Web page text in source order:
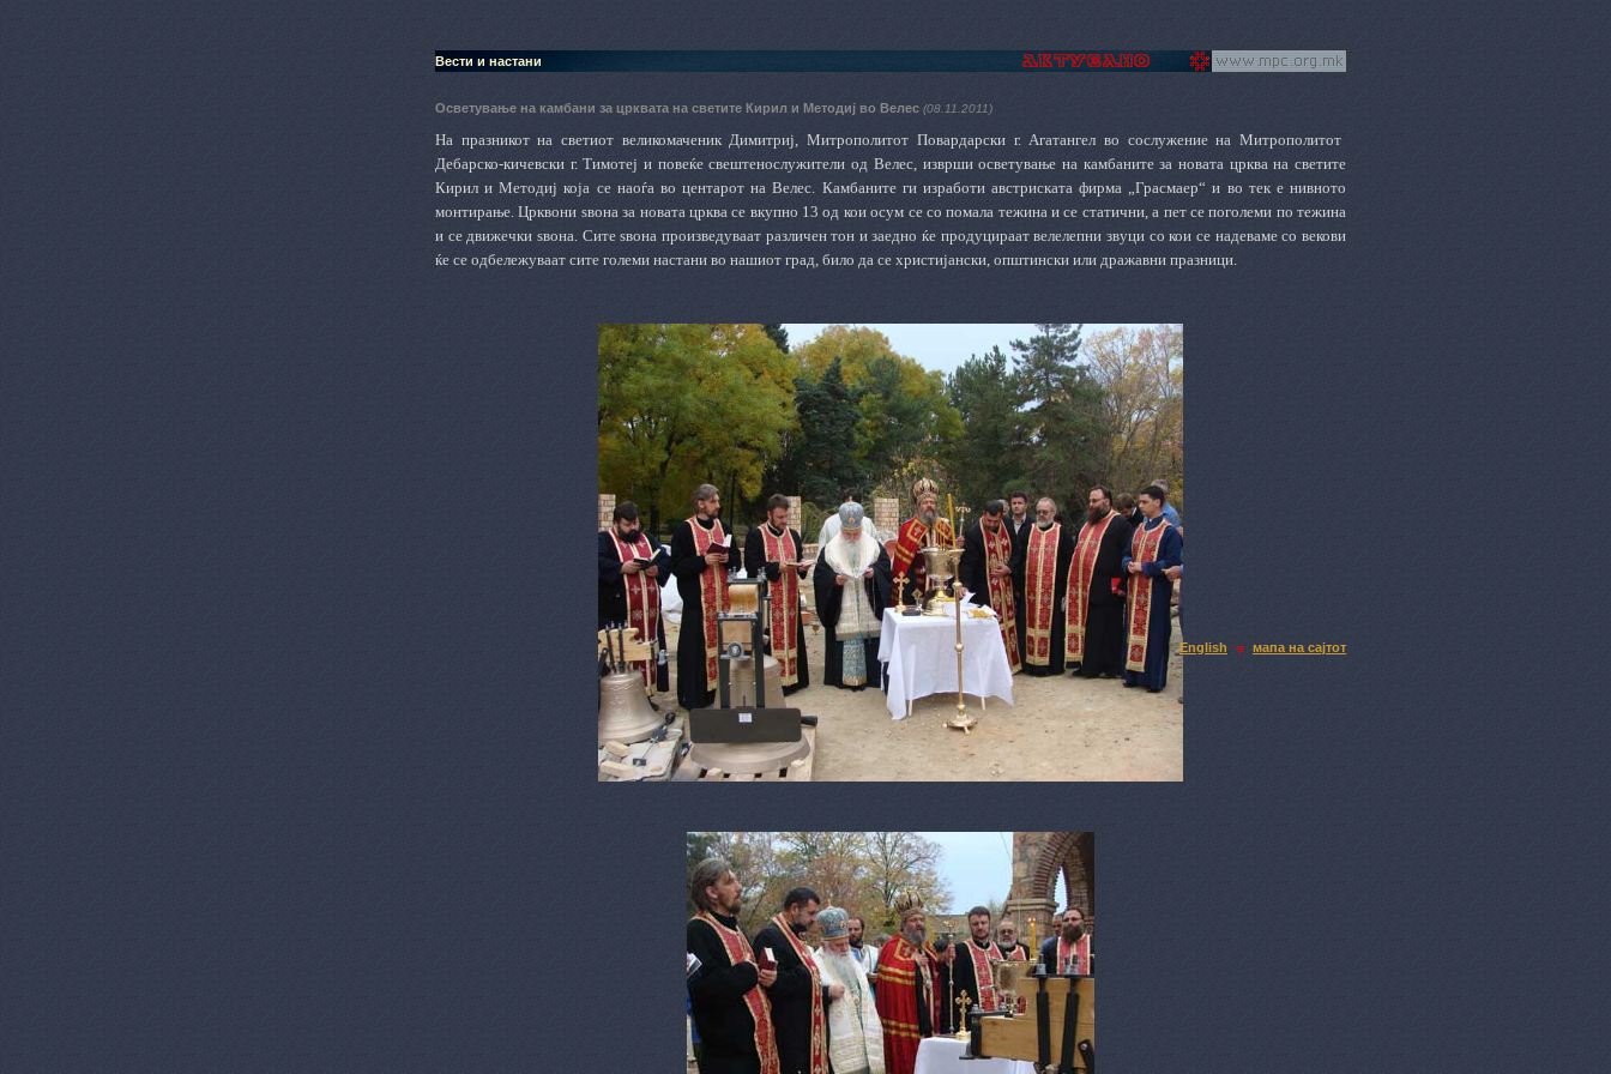
Вести и настани
Осветување на камбани за црквата на светите Кирил и Методиј во Велес (08.11.2011)
На празникот на светиот великомаченик Димитриј, Митрополитот Повардарски г. Агатангел во сослужение на Митрополитот
Дебарско-кичевски г. Тимотеј и повеќе свештенослужители од Велес, изврши осветување на камбаните за новата црква на светите
Кирил и Методиј која се наоѓа во центарот на Велес. Камбаните ги изработи австриската фирма „Грасмаер“ и во тек е нивното
монтирање. Црквони ѕвона за новата црква се вкупно 13 од кои осум се со помала тежина и се статични, а пет се поголеми по тежина
и се движечки ѕвона. Сите ѕвона произведуваат различен тон и заедно ќе продуцираат велелепни звуци со кои се надеваме со векови
ќе се одбележуваат сите големи настани во нашиот град, било да се христијански, општински или дражавни празници.
English мапа на сајтот